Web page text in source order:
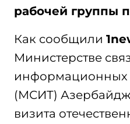
рабочей группы
Как сообщили
Министерстве
информационных
(МСИТ)
визита